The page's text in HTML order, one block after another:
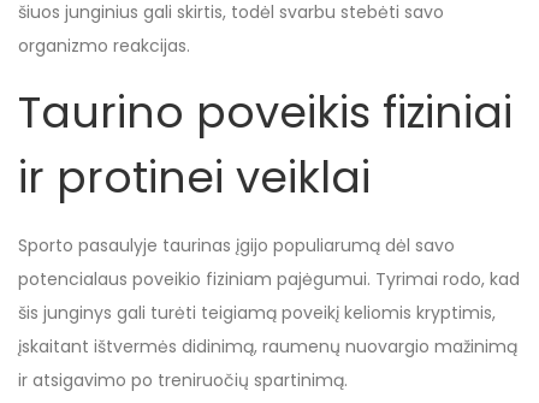
šiuos junginius gali skirtis, todėl svarbu stebėti savo
organizmo reakcijas.
Taurino poveikis fiziniai
ir protinei veiklai
Sporto pasaulyje taurinas įgijo populiarumą dėl savo
potencialaus poveikio fiziniam pajėgumui. Tyrimai rodo, kad
šis junginys gali turėti teigiamą poveikį keliomis kryptimis,
įskaitant ištvermės didinimą, raumenų nuovargio mažinimą
ir atsigavimo po treniruočių spartinimą.